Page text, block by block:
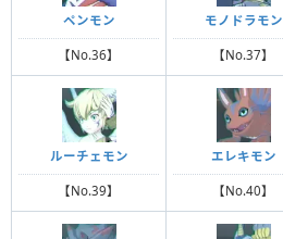
ペンモン
【No.36】
モノドラモン
【No.37】
ルーチェモン
【No.39】
エレキモン
【No.40】